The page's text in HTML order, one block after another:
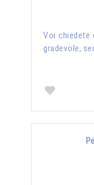
Voi chiedete
gradevole,